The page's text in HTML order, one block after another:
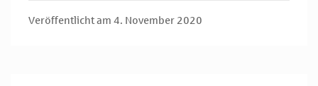
Veröffentlicht am 4. November 2020